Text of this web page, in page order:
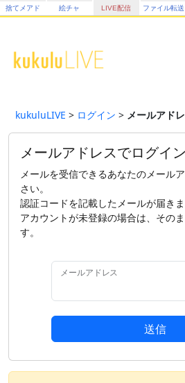
捨てメアド 絵チャ LIVE配信 ファイル転送
kukuluLIVE > ログイン > メールアド
メールアドレスでログイン
メールを受信できるあなたのメール
さい。
認証コードを記載したメールが届きま
アカウントが未登録の場合は、その
す。
メールアドレス
送信